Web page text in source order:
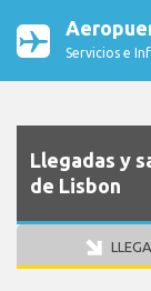
Servicios e
Llegadas y
de Lisbon